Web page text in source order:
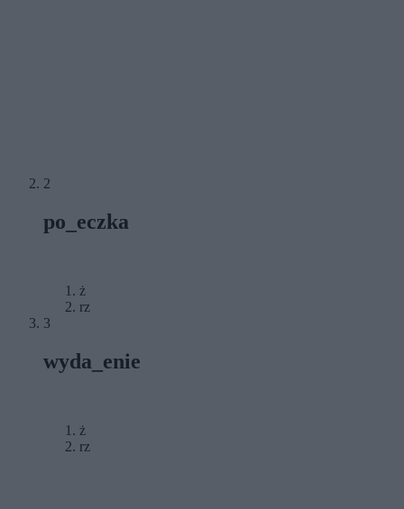
2
po_eczka
ż
rz
3
wyda_enie
ż
rz